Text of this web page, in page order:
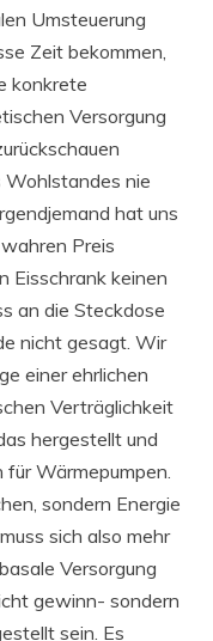
Umsteuerung
Zeit bekommen,
konkrete
Versorgung
Wohlstandes nie
hat uns
Preis
Eisschrank keinen
an die Steckdose
nicht gesagt. Wir
einer ehrlichen
Verträglichkeit
hergestellt und
Wärmepumpen.
sondern Energie
sich also mehr
Versorgung
gewinn- sondern
sein. Es